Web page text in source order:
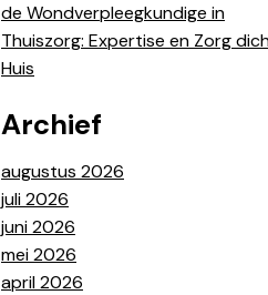
de Wondverpleegkundige in
Thuiszorg: Expertise en Zorg
Huis
Archief
augustus 2026
juli 2026
juni 2026
mei 2026
april 2026